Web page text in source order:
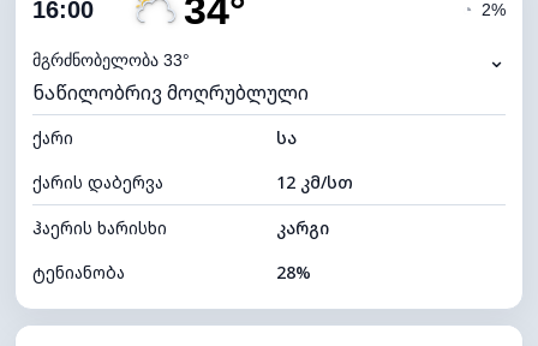
ნამის წერტილი
ხილვადობა
10 კმ
განათების ინდექსი 7 (ნათელი)
ღრუბლის სიმაღლე 10640 მ
16:00 34°
მგრძნობელობა 33°
◔ 2%
⌄
ნაწილობრივ მოღრუბლული
ქარი
სა
ქარის დაბერვა
12 კმ/სთ
ჰაერის ხარისხი
კარგი
ტენიანობა
28%